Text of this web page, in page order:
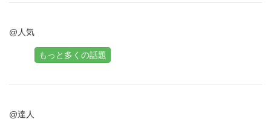
@人気
もっと多くの話題
@達人